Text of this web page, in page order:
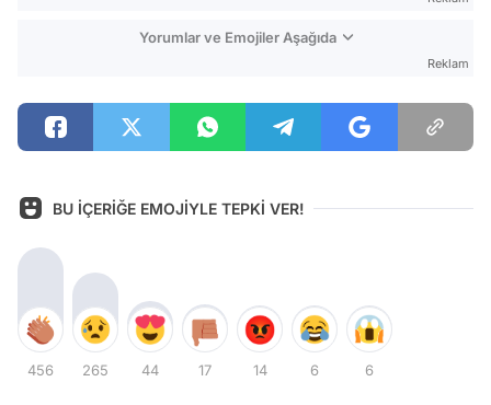
Yorumlar ve Emojiler Aşağıda
Reklam
BU İÇERİĞE EMOJİYLE TEPKİ VER!
456 265 44 17 14 6 6